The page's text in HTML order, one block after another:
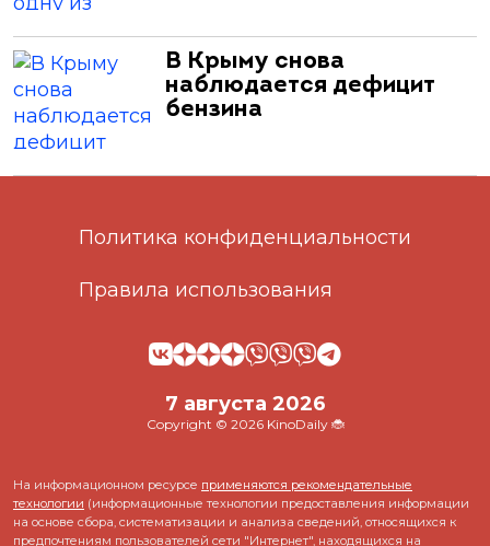
В Крыму снова
наблюдается дефицит
бензина
Политика конфиденциальности
Правила использования
7 августа 2026
Copyright © 2026 KinoDaily 🐞
На информационном ресурсе применяются рекомендательные
технологии (информационные технологии предоставления информации
на основе сбора, систематизации и анализа сведений, относящихся к
предпочтениям пользователей сети "Интернет", находящихся на